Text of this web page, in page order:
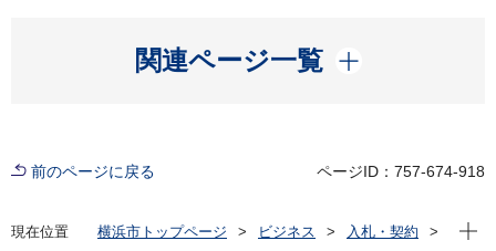
関連ページ一覧
開く
前のページに戻る ページID：757-674-918
現在位置 横浜市トップページ ビジネス
入札・契約
現在